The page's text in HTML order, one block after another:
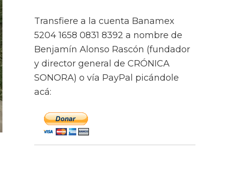
Transfiere a la cuenta Banamex
5204 1658 0831 8392 a nombre de
Benjamín Alonso Rascón (fundador
y director general de CRÓNICA
SONORA) o vía PayPal picándole
acá: